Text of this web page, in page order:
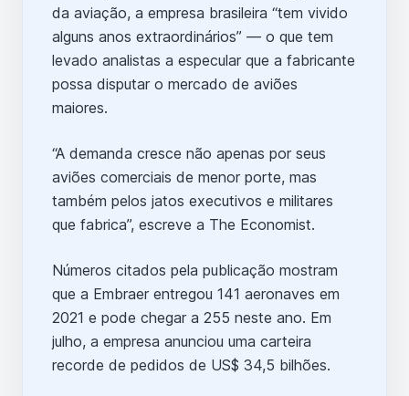
da aviação, a empresa brasileira “tem vivido
alguns anos extraordinários” — o que tem
levado analistas a especular que a fabricante
possa disputar o mercado de aviões
maiores.
“A demanda cresce não apenas por seus
aviões comerciais de menor porte, mas
também pelos jatos executivos e militares
que fabrica”, escreve a The Economist.
Números citados pela publicação mostram
que a Embraer entregou 141 aeronaves em
2021 e pode chegar a 255 neste ano. Em
julho, a empresa anunciou uma carteira
recorde de pedidos de US$ 34,5 bilhões.